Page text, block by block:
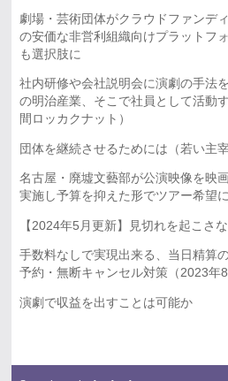
劇場・芸術団体がクラウドファンデ
の安価な非営利組織向けプラットフ
も選択肢に
社内研修や会社説明会に演劇の手法
の明治産業、そこで社員として活動
間ロッカクナット）
団体を継続させるためには（若い主
名古屋・廃墟文藝部が公演映像を映
実施し予算を抑えた形でツアー希望
【2024年5月更新】見切れを起こさ
手数料なしで実現出来る、当日精算
予約・無断キャンセル対策（2023年8
演劇で収益を出すことは可能か